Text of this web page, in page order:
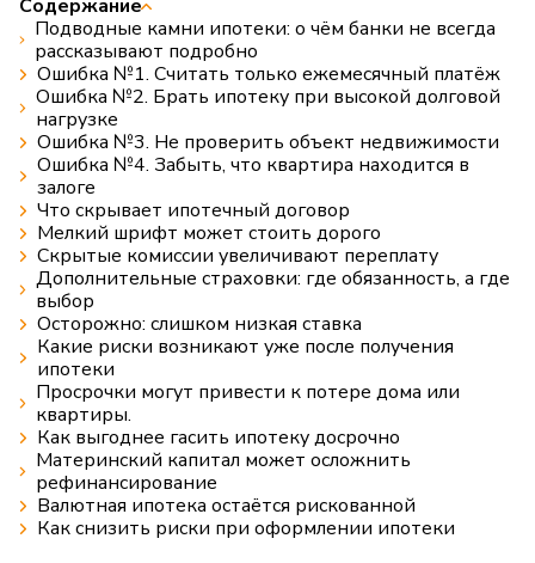
Содержание
Подводные камни ипотеки: о чём банки не всегда
рассказывают подробно
Ошибка №1. Считать только ежемесячный платёж
Ошибка №2. Брать ипотеку при высокой долговой
нагрузке
Ошибка №3. Не проверить объект недвижимости
Ошибка №4. Забыть, что квартира находится в
залоге
Что скрывает ипотечный договор
Мелкий шрифт может стоить дорого
Скрытые комиссии увеличивают переплату
Дополнительные страховки: где обязанность, а где
выбор
Осторожно: слишком низкая ставка
Какие риски возникают уже после получения
ипотеки
Просрочки могут привести к потере дома или
квартиры.
Как выгоднее гасить ипотеку досрочно
Материнский капитал может осложнить
рефинансирование
Валютная ипотека остаётся рискованной
Как снизить риски при оформлении ипотеки